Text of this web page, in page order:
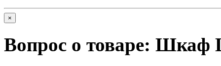
×
Вопрос о товаре: Шкаф